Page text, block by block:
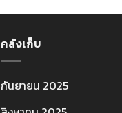
คลังเก็บ
กันยายน 2025